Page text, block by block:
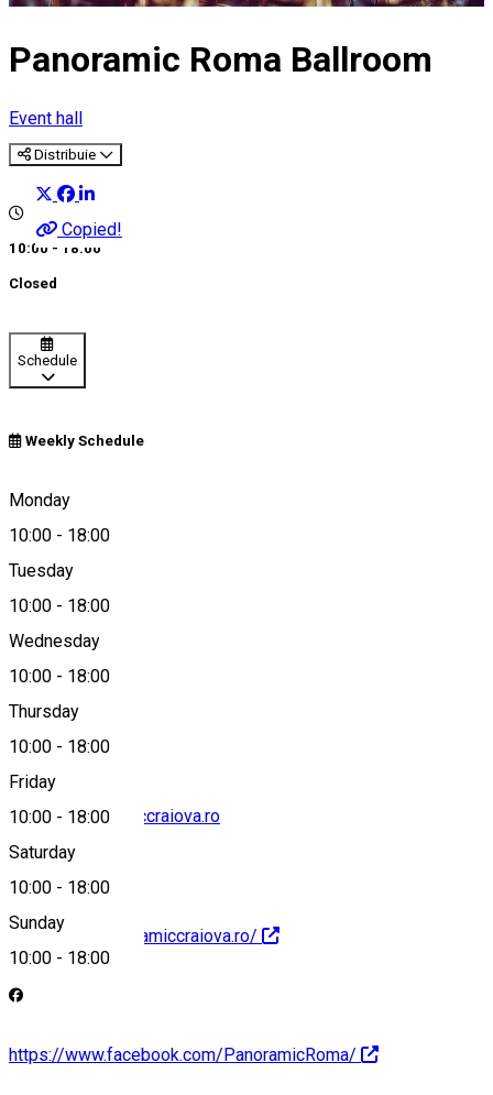
Panoramic Roma Ballroom
Event hall
Distribuie
Copied!
10:00 - 18:00
Closed
Schedule
Weekly Schedule
Monday
10:00 - 18:00
Tuesday
10:00 - 18:00
Wednesday
10:00 - 18:00
Thursday
10:00 - 18:00
Friday
10:00 - 18:00
Saturday
10:00 - 18:00
Sunday
10:00 - 18:00
Cârcea, Romania
Map
office@panoramiccraiova.ro
http://www.panoramiccraiova.ro/
https://www.facebook.com/PanoramicRoma/